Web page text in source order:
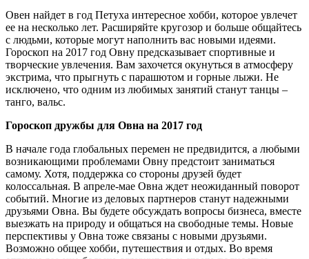
Овен найдет в год Петуха интересное хобби, которое увлечет
ее на несколько лет. Расширяйте кругозор и больше общайтесь
с людьми, которые могут наполнить вас новыми идеями.
Гороскоп на 2017 год Овну предсказывает спортивные и
творческие увлечения. Вам захочется окунуться в атмосферу
экстрима, что прыгнуть с парашютом и горные лыжи. Не
исключено, что одним из любимых занятий станут танцы –
танго, вальс.
Гороскоп дружбы для Овна на 2017 год
В начале года глобальных перемен не предвидится, а любыми
возникающими проблемами Овну предстоит заниматься
самому. Хотя, поддержка со стороны друзей будет
колоссальная. В апреле-мае Овна ждет неожиданный поворот
событий. Многие из деловых партнеров станут надежными
друзьями Овна. Вы будете обсуждать вопросы бизнеса, вместе
выезжать на природу и общаться на свободные темы. Новые
перспективы у Овна тоже связаны с новыми друзьями.
Возможно общее хобби, путешествия и отдых. Во время